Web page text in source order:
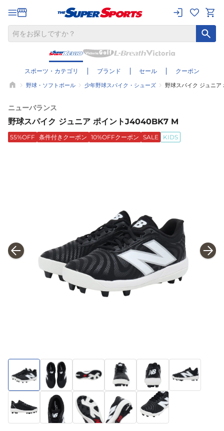
スポーツ・カテゴリ ブランド セール クーポン
野球・ソフトボール 少年野球スパイク・シューズ 野球スパイク ジュニ
ニューバランス
野球スパイク ジュニア ポイントJ4040BK7 M
55%OFF 条件付きクーポン 10%OFFクーポン SALE KIDS